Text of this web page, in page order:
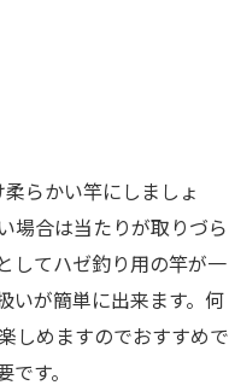
らかい竿にしましょ
場合は当たりが取りづら
してハゼ釣り用の竿が一
いが簡単に出来ます。何
しめますのでおすすめで
す。